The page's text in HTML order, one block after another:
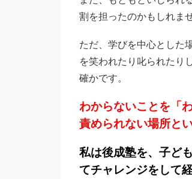
割を担ったのかもしれませ
ただ、学びを中心とした
を笑われたり叱られたり
確かです。
わからないことを「
責められない場所と
私は後成塾を、子ど
てチャレンジをして